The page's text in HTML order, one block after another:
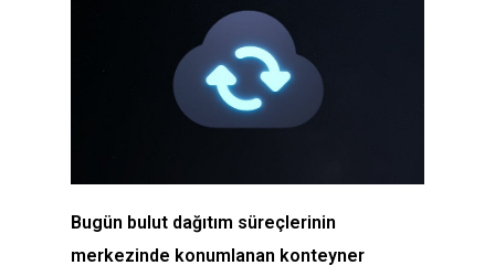
Bugün bulut dağıtım süreçlerinin
merkezinde konumlanan konteyner